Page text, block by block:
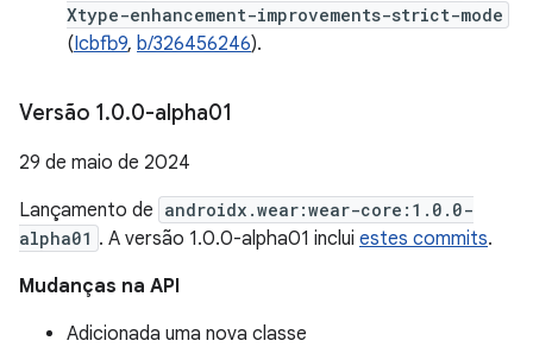
Xtype-enhancement-improvements-strict-mode
(Icbfb9, b/326456246).
Versão 1.0.0-alpha01
29 de maio de 2024
Lançamento de androidx.wear:wear-core:1.0.0-
alpha01 . A versão 1.0.0-alpha01 inclui estes commits.
Mudanças na API
Adicionada uma nova classe